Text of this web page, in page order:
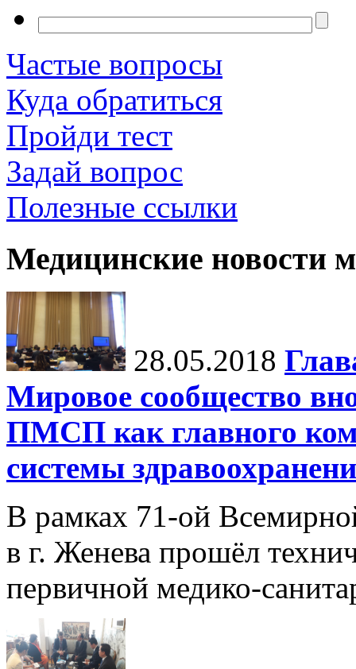
Частые вопросы
Куда обратиться
Пройди тест
Задай вопрос
Полезные ссылки
Медицинские новости
28.05.2018
Мировое сообщество
ПМСП как главного
системы
В рамках 71-ой
в г. Женева прошёл
первичной медико-